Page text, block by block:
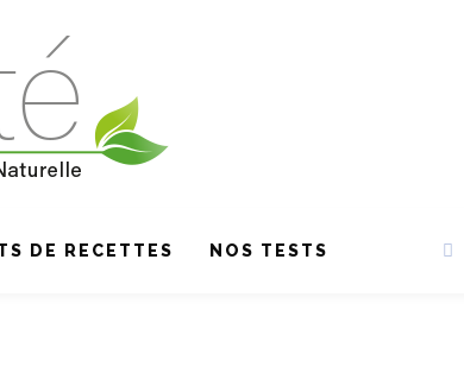
DE RECETTES NOS TESTS